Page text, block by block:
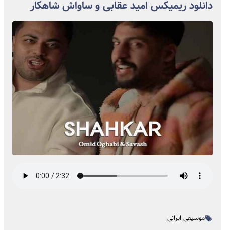
دانلود ریمیکس امید عقابی و ساواش شاهکار
موسیقی ایرانی